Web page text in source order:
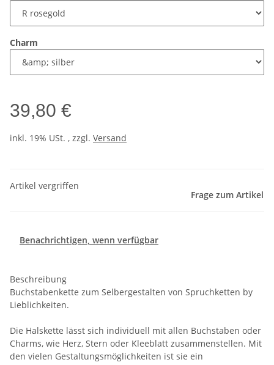
Charm
39,80 €
inkl. 19% USt. , zzgl. Versand
Artikel vergriffen
Frage zum Artikel
Benachrichtigen, wenn verfügbar
Beschreibung
Buchstabenkette zum Selbergestalten von Spruchketten by
Lieblichkeiten.
Die Halskette lässt sich individuell mit allen Buchstaben oder
Charms, wie Herz, Stern oder Kleeblatt zusammenstellen. Mit
den vielen Gestaltungsmöglichkeiten ist sie ein